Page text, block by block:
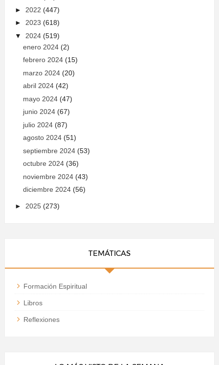
► 2022 (447)
► 2023 (618)
▼ 2024 (519)
enero 2024 (2)
febrero 2024 (15)
marzo 2024 (20)
abril 2024 (42)
mayo 2024 (47)
junio 2024 (67)
julio 2024 (87)
agosto 2024 (51)
septiembre 2024 (53)
octubre 2024 (36)
noviembre 2024 (43)
diciembre 2024 (56)
► 2025 (273)
TEMÁTICAS
Formación Espiritual
Libros
Reflexiones